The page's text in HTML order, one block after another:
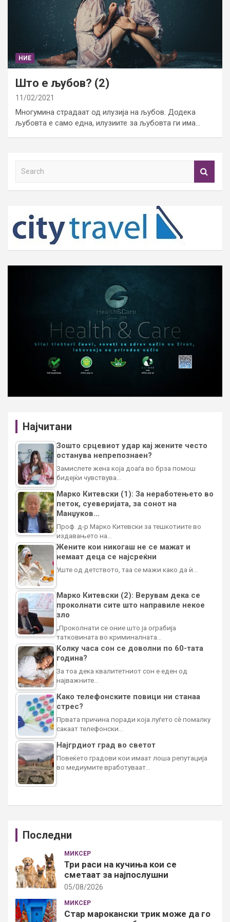
НИЕ
Што е љубов? (2)
11/02/2021
Многумина страдаат од илузија на љубов. Додека
љубовта е само една, илузиите за љубовта ги има…
h
Најчитани
Зошто срцевиот удар кај жените често
останува непрепознаен?
Замислете жена која доаѓа во брза помош
бидејќи чувствува…
Марко Китевски (1): За неработењето во
петок, суеверијата, за сонот на
Манџуков…
Проф. д-р Марко Китевски за тешкотиите во
издавањето на…
Жените кои никогаш не се мажат и
немаат деца се најсреќни
Уште од детството, таа се мажи како да ѝ…
Марко Китевски (2): Верувам дека се
проколнати сите што направиле некое
зло
„Проколнати се оние што ја ограбија
татковината во криминалната…
Колку часа сон се доволни по 60-тата
година?
За тоа дека квалитетниот сон е еден од
најважните…
Како телефонските повици ни станаа
стрес?
Првата причина поради која луѓето сè помалку
сакаат телефонски…
Најгрдиот град во светот
Повеќето градови кои имаат лоша репутација
во медиумите вработуваат…
Последни
МИКСЕР
Три раси на кучиња кои се
сметаат за најпослушни
05/08/2026
МИКСЕР
Стар марокански трик може да го